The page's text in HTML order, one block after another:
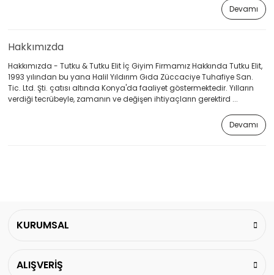
Devamı
Hakkımızda
Hakkımızda - Tutku & Tutku Elit İç Giyim Firmamız Hakkında Tutku Elit,
1993 yılından bu yana Halil Yıldırım Gıda Züccaciye Tuhafiye San.
Tic. Ltd. Şti. çatısı altında Konya'da faaliyet göstermektedir. Yılların
verdiği tecrübeyle, zamanın ve değişen ihtiyaçların gerektird ...
Devamı
KURUMSAL
ALIŞVERİŞ